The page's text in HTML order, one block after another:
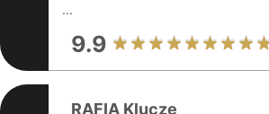
...
9.9
RAFIA Klucze